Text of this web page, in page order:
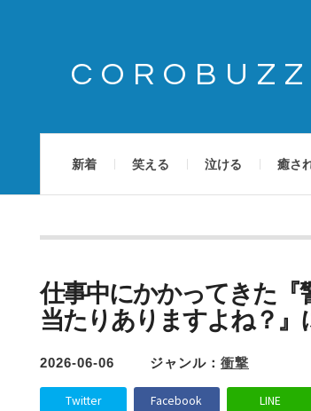
COROBUZZ
新着 笑える 泣ける 癒さ
仕事中にかかってきた『
当たりありますよね？』
2026-06-06 ジャンル： 衝撃
Twitter Facebook LINE